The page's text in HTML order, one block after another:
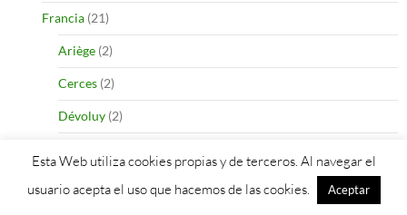
Francia (21)
Ariège (2)
Cerces (2)
Dévoluy (2)
Pirineo francés
Esta Web utiliza cookies propias y de terceros. Al navegar el
usuario acepta el uso que hacemos de las cookies.
Aceptar